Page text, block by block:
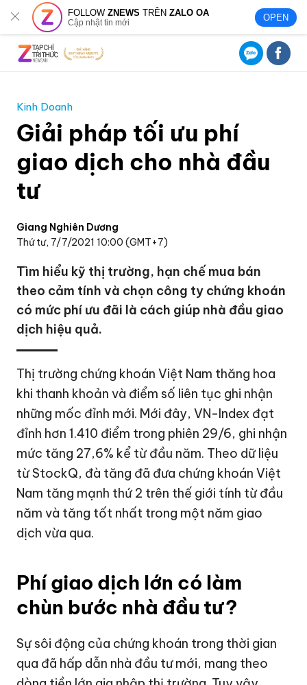
FOLLOWZNEWS TRÊNZALO OA
Cập nhật tin mới OPEN
Kinh Doanh
Giải pháp tối ưu phí
giao dịch cho nhà đầu
tư
Giang Nghiên Dương
Thứ tư, 7/7/2021 10:00 (GMT+7)
Tìm hiểu kỹ thị trường, hạn chế mua bán
theo cảm tính và chọn công ty chứng khoán
có mức phí ưu đãi là cách giúp nhà đầu giao
dịch hiệu quả.
Thị trường chứng khoán Việt Nam thăng hoa
khi thanh khoản và điểm số liên tục ghi nhận
những mốc đỉnh mới. Mới đây, VN-Index đạt
đỉnh hơn 1.410 điểm trong phiên 29/6, ghi nhận
mức tăng 27,6% kể từ đầu năm. Theo dữ liệu
từ StockQ, đà tăng đã đưa chứng khoán Việt
Nam tăng mạnh thứ 2 trên thế giới tính từ đầu
năm và tăng tốt nhất trong một năm giao
dịch vừa qua.
Phí giao dịch lớn có làm
chùn bước nhà đầu tư?
Sự sôi động của chứng khoán trong thời gian
qua đã hấp dẫn nhà đầu tư mới, mang theo